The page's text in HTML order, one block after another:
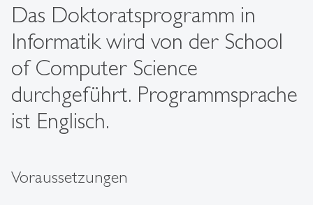
Das Doktoratsprogramm in
Informatik wird von der School
of Computer Science
durchgeführt. Programmsprache
ist Englisch.
Voraussetzungen